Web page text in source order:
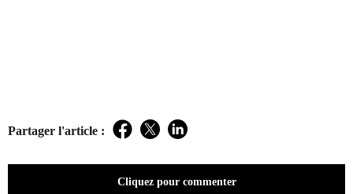
Partager l'article : Facebook
TwitterLinkedIn
Cliquez pour commenter